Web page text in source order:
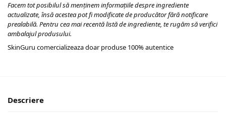
Facem tot posibilul să menținem informațiile despre ingrediente
actualizate, însă acestea pot fi modificate de producător fără notificare
prealabilă. Pentru cea mai recentă listă de ingrediente, te rugăm să verifici
ambalajul produsului.
SkinGuru comercializeaza doar produse 100% autentice
Descriere